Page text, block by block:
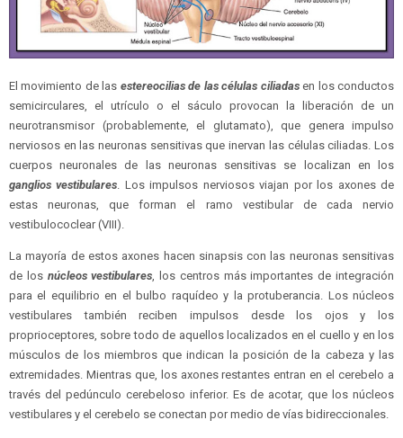
El movimiento de las estereocilias de las células ciliadasen los conductos
semicirculares, el utrículo o el sáculo provocan la liberación de un
neurotransmisor (probablemente, el glutamato), que genera impulso
nerviosos en las neuronas sensitivas que inervan las células ciliadas. Los
cuerpos neuronales de las neuronas sensitivas se localizan en los
ganglios vestibulares. Los impulsos nerviosos viajan por los axones de
estas neuronas, que forman el ramo vestibular de cada nervio
vestibulococlear (VIII).
La mayoría de estos axones hacen sinapsis con las neuronas sensitivas
de los núcleos vestibulares, los centros más importantes de integración
para el equilibrio en el bulbo raquídeo y la protuberancia. Los núcleos
vestibulares también reciben impulsos desde los ojos y los
proprioceptores, sobre todo de aquellos localizados en el cuello y en los
músculos de los miembros que indican la posición de la cabeza y las
extremidades. Mientras que, los axones restantes entran en el cerebelo a
través del pedúnculo cerebeloso inferior. Es de acotar, que los núcleos
vestibulares y el cerebelo se conectan por medio de vías bidireccionales.